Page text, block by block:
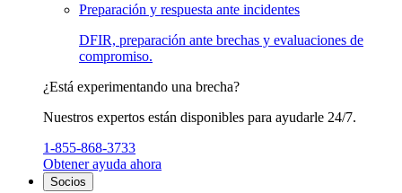
Preparación y respuesta ante incidentes
DFIR, preparación ante brechas y evaluaciones de
compromiso.
¿Está experimentando una brecha?
Nuestros expertos están disponibles para ayudarle 24/7.
1-855-868-3733
Obtener ayuda ahora
Socios